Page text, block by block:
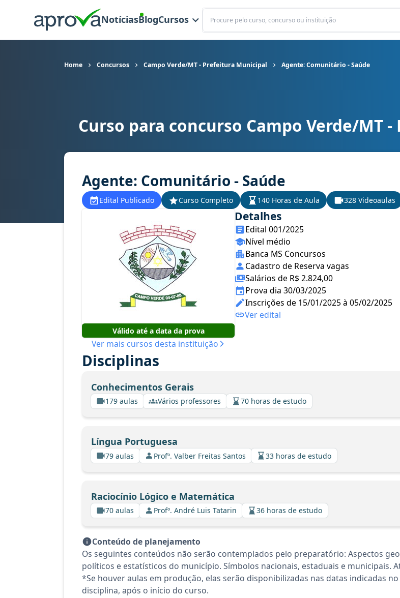
NotíciasBlogCursos
Buscar
Home Concursos Campo Verde/MT - Prefeitura Municipal Agente: Comunitário - Saúde
Curso para concurso Campo Verde/MT - Prefeitura Municipal cargo Agente: Comunitário - Saúde
Curso para concurso Campo Verde/MT
Agente: Comunitário - Saúde
Edital Publicado Curso Completo 140 Horas de Aula 328 Videoaulas
Válido até a data da prova
Ver mais cursos desta instituição
Detalhes
Edital 001/2025
Nível médio
Banca MS Concursos
Cadastro de Reserva vagas
Salários de R$ 2.824,00
Prova dia 30/03/2025
Inscrições de 15/01/2025 à 05/02/2025
Ver edital
Disciplinas
Conhecimentos Gerais
179 aulas Vários professores 70 horas de estudo
Língua Portuguesa
79 aulas Profº. Valber Freitas Santos 33 horas de estudo
Raciocínio Lógico e Matemática
70 aulas Profº. André Luis Tatarin 36 horas de estudo
Conteúdo de planejamento
Os seguintes conteúdos não serão contemplados pelo preparatório: Aspectos
políticos e estatísticos do município. Símbolos nacionais, estaduais e municipais.
*Se houver aulas em produção, elas serão disponibilizadas nas datas indicadas
disciplina, após o início do curso.